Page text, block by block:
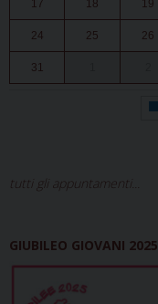
17 18 19
24 25 26
31
tutti gli appuntamenti...
GIUBILEO GIOVANI 2025